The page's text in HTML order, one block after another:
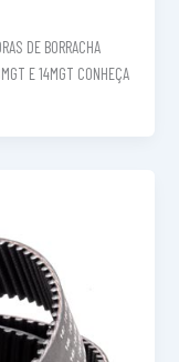
DE BORRACHA
E 14MGT CONHEÇA